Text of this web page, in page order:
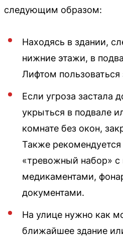
следующим образом:
Находясь в здании,
нижние этажи, в
Лифтом
Если угроза застала
укрыться в подвале
комнате без окон,
Также рекомендуется
«тревожный набор» с
медикаментами,
документами.
На улице нужно как
ближайшее здание